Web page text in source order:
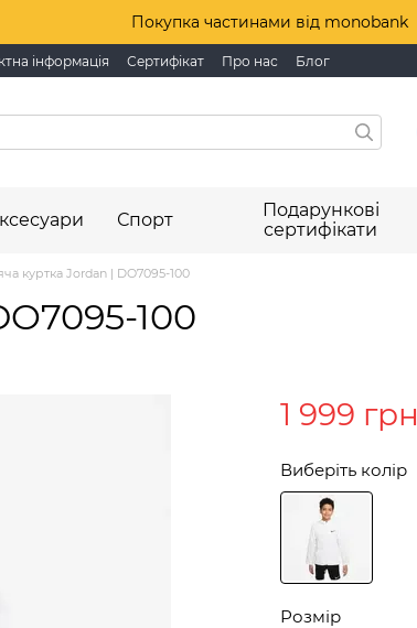
Покупка частинами від monobank
інформація Сертифікат Про нас Блог
Спорт
Подарункові
сертифікати
куртка Jordan | DO7095-100
100
1 999 грн
Виберіть колір
Розмір